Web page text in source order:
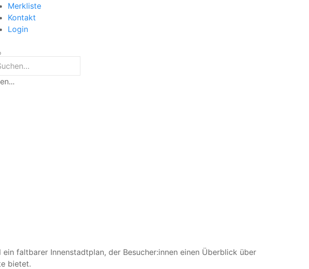
Merkliste
Kontakt
Login
ein faltbarer Innenstadtplan, der Besucher:innen einen Überblick über
bietet.